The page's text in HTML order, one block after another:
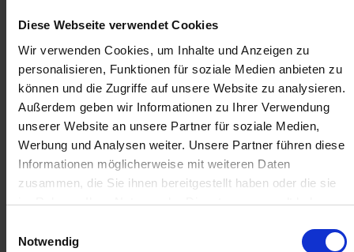
Diese Webseite verwendet Cookies
Wir verwenden Cookies, um Inhalte und Anzeigen zu
personalisieren, Funktionen für soziale Medien anbieten zu
können und die Zugriffe auf unsere Website zu analysieren.
Außerdem geben wir Informationen zu Ihrer Verwendung
unserer Website an unsere Partner für soziale Medien,
Werbung und Analysen weiter. Unsere Partner führen diese
Informationen möglicherweise mit weiteren Daten
zusammen, die Sie ihnen bereitgestellt haben oder die sie
im Rahmen Ihrer Nutzung der Dienste gesammelt haben.
Notwendig
20,15 € / St
20,15 € pro 1 Stück
23,98 €
inkl. 19% MwSt.,zzgl. Versandkosten
Auf Lager
Lieferung voraussichtlichab Mittwoch, 12. August 2026
QTY_CONTROL_DECREASE